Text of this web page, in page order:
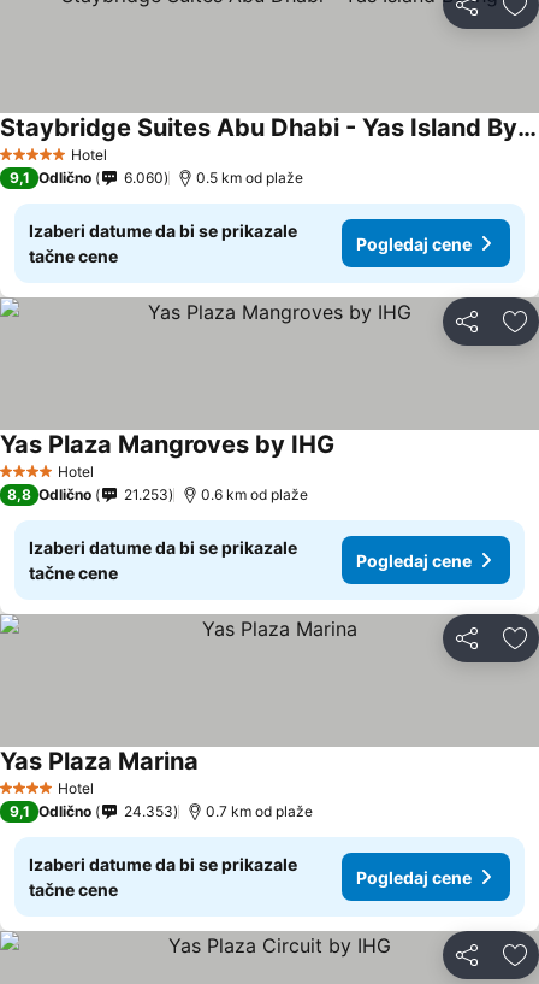
Deli
5 ZvezdiceHotel
Staybridge Suites Abu Dhabi - Yas Island By Ihg
Pogledaj cene
9,1 Odlično 6.060 0.5 km od plaže
Izaberi datume da bi se prikazale
tačne cene
Pogledaj cene
Deli
4 ZvezdiceHotel
Yas Plaza Mangroves by IHG
8,8 Odlično 21.253 0.6 km od plaže
Izaberi datume da bi se prikazale
tačne cene
Pogledaj cene
Deli
4 ZvezdiceHotel
Yas Plaza Marina
9,1 Odlično 24.353 0.7 km od plaže
Izaberi datume da bi se prikazale
tačne cene
Pogledaj cene
Deli